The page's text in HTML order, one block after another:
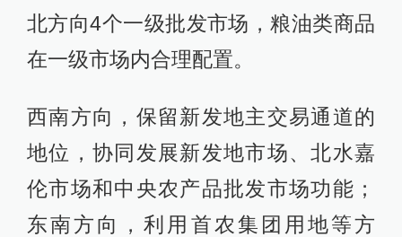
北方向4个一级批发市场，粮油类商品
在一级市场内合理配置。
西南方向，保留新发地主交易通道的
地位，协同发展新发地市场、北水嘉
伦市场和中央农产品批发市场功能；
东南方向，利用首农集团用地等方